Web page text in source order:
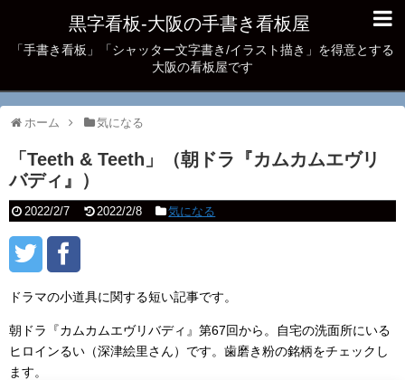
黒字看板‐大阪の手書き看板屋
「手書き看板」「シャッター文字書き/イラスト描き」を得意とする
大阪の看板屋です
ホーム 気になる
「Teeth & Teeth」（朝ドラ『カムカムエヴリ
バディ』）
2022/2/7 2022/2/8 気になる
ドラマの小道具に関する短い記事です。
朝ドラ『カムカムエヴリバディ』第67回から。自宅の洗面所にいる
ヒロインるい（深津絵里さん）です。歯磨き粉の銘柄をチェックし
ます。